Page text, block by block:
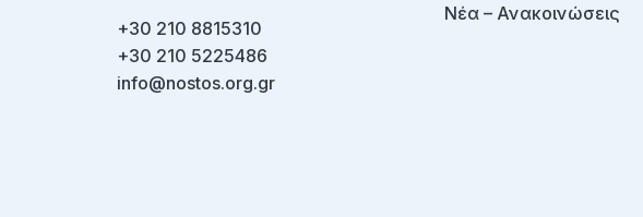
+30 210 8815310
+30 210 5225486
info@nostos.org.gr
Νέα – Ανακοινώσεις